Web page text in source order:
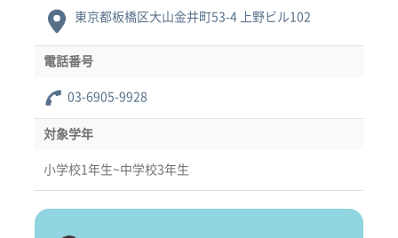
東京都板橋区大山金井町53-4 上野ビル102
電話番号
03-6905-9928
対象学年
小学校1年生~中学校3年生